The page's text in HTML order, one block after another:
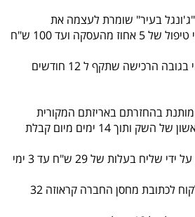
בעיר" שומרת לעצמה את
הזכות לגבות מהלקוח דמי טיפול של 5 אחוז מהעסקה ועד 100 ש"ח
זיכוי - ניתן יהיה לקבל זיכוי בגובה הרכישה שתקף ל 12 חודשים
מותנת בהחזרתם באריזתם המקורית
14 ימים מיום קבלת
החלפת שק המזון תעשה על ידי שליח בעלות של 29 ש"ח עד 3 ימי
או בהגעה עצמית של הלקוח לכתובת מחסן החברה קראוזה 32